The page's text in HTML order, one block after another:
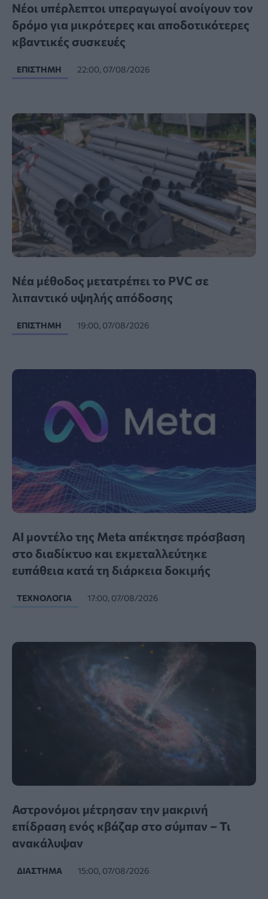
Νέοι υπέρλεπτοι υπεραγωγοί ανοίγουν τον
δρόμο για μικρότερες και αποδοτικότερες
κβαντικές συσκευές
ΕΠΙΣΤΉΜΗ 22:00, 07/08/2026
Νέα μέθοδος μετατρέπει το PVC σε
λιπαντικό υψηλής απόδοσης
ΕΠΙΣΤΉΜΗ 19:00, 07/08/2026
AI μοντέλο της Meta απέκτησε πρόσβαση
στο διαδίκτυο και εκμεταλλεύτηκε
ευπάθεια κατά τη διάρκεια δοκιμής
ΤΕΧΝΟΛΟΓΊΑ 17:00, 07/08/2026
Αστρονόμοι μέτρησαν την μακρινή
επίδραση ενός κβάζαρ στο σύμπαν – Τι
ανακάλυψαν
ΔΙΆΣΤΗΜΑ 15:00, 07/08/2026